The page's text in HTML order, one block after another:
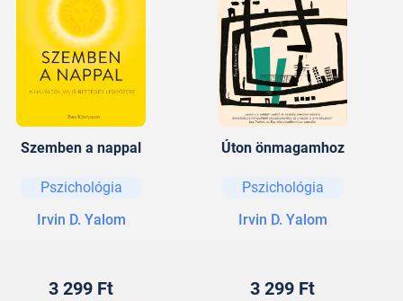
Szemben a nappal
Pszichológia
Irvin D. Yalom
3 299 Ft
Úton önmagamhoz
Pszichológia
Irvin D. Yalom
3 299 Ft